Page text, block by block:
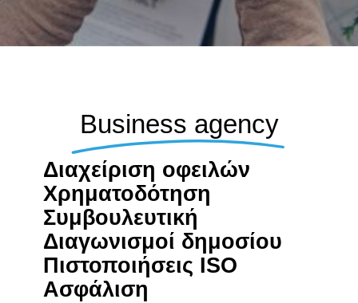
Business agency
Διαχείριση οφειλών
Χρηματοδότηση
Συμβουλευτική
Διαγωνισμοί δημοσίου
Πιστοποιήσεις ISO
Aσφάλιση